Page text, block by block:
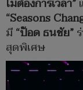
ไม่ต้องการเวลา”
“Seasons
มี“ป๊อด ธนชัย”
สุดพิเศษ